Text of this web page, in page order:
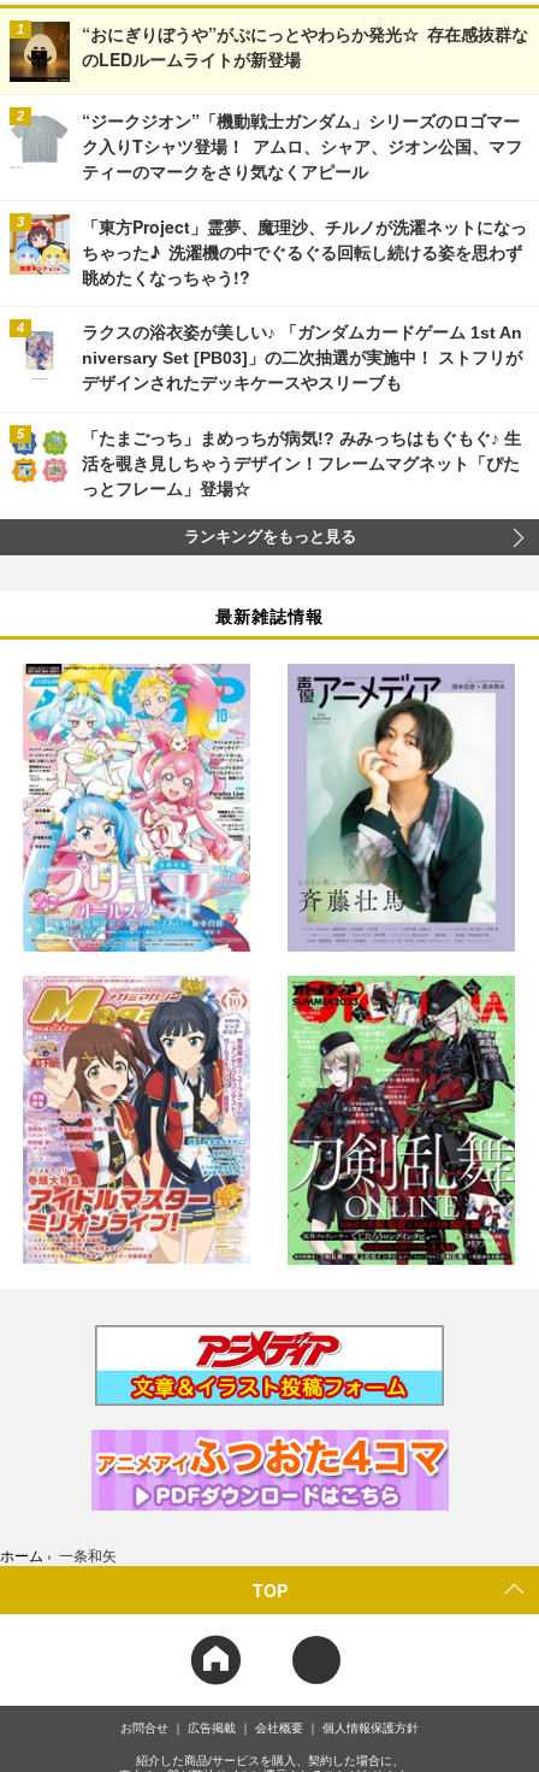
“おにぎりぼうや”がぷにっとやわらか発光☆ 存在感抜群な
のLEDルームライトが新登場
“ジークジオン”「機動戦士ガンダム」シリーズのロゴマー
ク入りTシャツ登場！ アムロ、シャア、ジオン公国、マフ
ティーのマークをさり気なくアピール
「東方Project」霊夢、魔理沙、チルノが洗濯ネットになっ
ちゃった♪ 洗濯機の中でぐるぐる回転し続ける姿を思わず
眺めたくなっちゃう!?
ラクスの浴衣姿が美しい♪ 「ガンダムカードゲーム 1st An
niversary Set [PB03]」の二次抽選が実施中！ ストフリが
デザインされたデッキケースやスリーブも
「たまごっち」まめっちが病気!? みみっちはもぐもぐ♪ 生
活を覗き見しちゃうデザイン！フレームマグネット「ぴた
っとフレーム」登場☆
ランキングをもっと見る
最新雑誌情報
ホーム › 一条和矢
TOP
お問合せ 広告掲載 会社概要 個人情報保護方針
紹介した商品/サービスを購入、契約した場合に、